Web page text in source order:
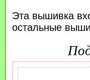
Эта вышивка
остальные